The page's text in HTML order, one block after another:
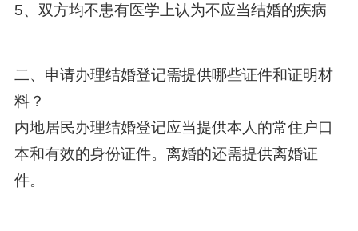
5、双方均不患有医学上认为不应当结婚的疾病
二、申请办理结婚登记需提供哪些证件和证明材
料？
内地居民办理结婚登记应当提供本人的常住户口
本和有效的身份证件。离婚的还需提供离婚证
件。